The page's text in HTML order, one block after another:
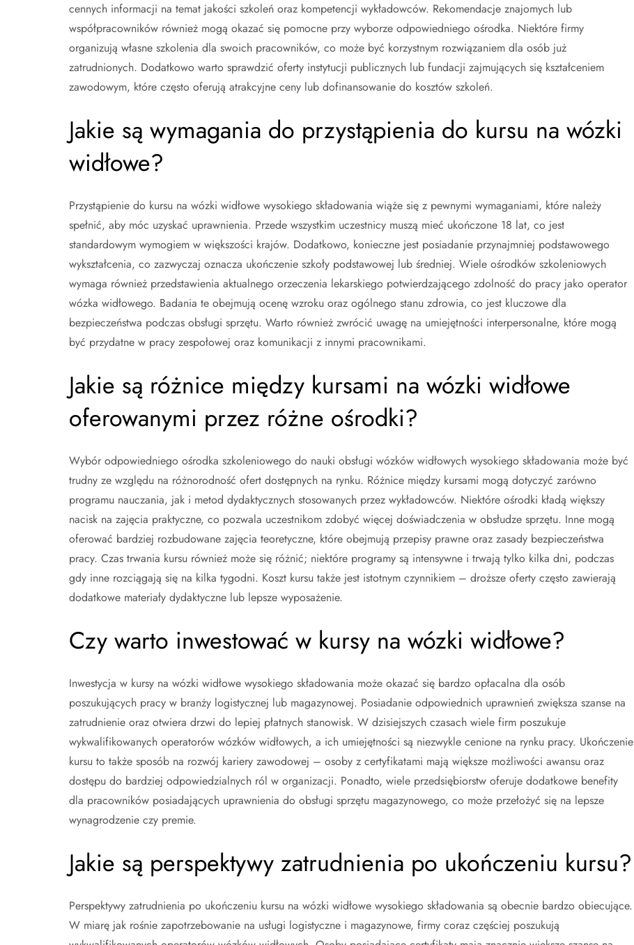
cennych informacji na temat jakości szkoleń oraz kompetencji wykładowców. Rekomendacje znajomych lub
współpracowników również mogą okazać się pomocne przy wyborze odpowiedniego ośrodka. Niektóre firmy
organizują własne szkolenia dla swoich pracowników, co może być korzystnym rozwiązaniem dla osób już
zatrudnionych. Dodatkowo warto sprawdzić oferty instytucji publicznych lub fundacji zajmujących się kształceniem
zawodowym, które często oferują atrakcyjne ceny lub dofinansowanie do kosztów szkoleń.
Jakie są wymagania do przystąpienia do kursu na wózki
widłowe?
Przystąpienie do kursu na wózki widłowe wysokiego składowania wiąże się z pewnymi wymaganiami, które należy
spełnić, aby móc uzyskać uprawnienia. Przede wszystkim uczestnicy muszą mieć ukończone 18 lat, co jest
standardowym wymogiem w większości krajów. Dodatkowo, konieczne jest posiadanie przynajmniej podstawowego
wykształcenia, co zazwyczaj oznacza ukończenie szkoły podstawowej lub średniej. Wiele ośrodków szkoleniowych
wymaga również przedstawienia aktualnego orzeczenia lekarskiego potwierdzającego zdolność do pracy jako operator
wózka widłowego. Badania te obejmują ocenę wzroku oraz ogólnego stanu zdrowia, co jest kluczowe dla
bezpieczeństwa podczas obsługi sprzętu. Warto również zwrócić uwagę na umiejętności interpersonalne, które mogą
być przydatne w pracy zespołowej oraz komunikacji z innymi pracownikami.
Jakie są różnice między kursami na wózki widłowe
oferowanymi przez różne ośrodki?
Wybór odpowiedniego ośrodka szkoleniowego do nauki obsługi wózków widłowych wysokiego składowania może być
trudny ze względu na różnorodność ofert dostępnych na rynku. Różnice między kursami mogą dotyczyć zarówno
programu nauczania, jak i metod dydaktycznych stosowanych przez wykładowców. Niektóre ośrodki kładą większy
nacisk na zajęcia praktyczne, co pozwala uczestnikom zdobyć więcej doświadczenia w obsłudze sprzętu. Inne mogą
oferować bardziej rozbudowane zajęcia teoretyczne, które obejmują przepisy prawne oraz zasady bezpieczeństwa
pracy. Czas trwania kursu również może się różnić; niektóre programy są intensywne i trwają tylko kilka dni, podczas
gdy inne rozciągają się na kilka tygodni. Koszt kursu także jest istotnym czynnikiem – droższe oferty często zawierają
dodatkowe materiały dydaktyczne lub lepsze wyposażenie.
Czy warto inwestować w kursy na wózki widłowe?
Inwestycja w kursy na wózki widłowe wysokiego składowania może okazać się bardzo opłacalna dla osób
poszukujących pracy w branży logistycznej lub magazynowej. Posiadanie odpowiednich uprawnień zwiększa szanse na
zatrudnienie oraz otwiera drzwi do lepiej płatnych stanowisk. W dzisiejszych czasach wiele firm poszukuje
wykwalifikowanych operatorów wózków widłowych, a ich umiejętności są niezwykle cenione na rynku pracy. Ukończenie
kursu to także sposób na rozwój kariery zawodowej – osoby z certyfikatami mają większe możliwości awansu oraz
dostępu do bardziej odpowiedzialnych ról w organizacji. Ponadto, wiele przedsiębiorstw oferuje dodatkowe benefity
dla pracowników posiadających uprawnienia do obsługi sprzętu magazynowego, co może przełożyć się na lepsze
wynagrodzenie czy premie.
Jakie są perspektywy zatrudnienia po ukończeniu kursu?
Perspektywy zatrudnienia po ukończeniu kursu na wózki widłowe wysokiego składowania są obecnie bardzo obiecujące.
W miarę jak rośnie zapotrzebowanie na usługi logistyczne i magazynowe, firmy coraz częściej poszukują